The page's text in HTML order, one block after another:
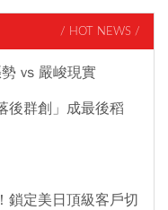
/ HOT NEWS /
vs 嚴峻現實
後群創」成最後稻
鎖定美日頂級客戶切